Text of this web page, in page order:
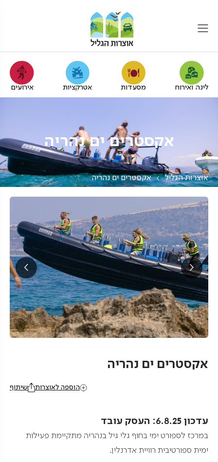
לינה ואירוח מסעדות אטרקציות אירועים
אקסטרים ים נהריה
אוצרות הגליל אקסטרים ים נהריה
אקסטרים ים נהריה
שיתוף הוספה לאוצרות
עדכון 6.8.25: העסק עובד
במרכז לספורט ימי בחוף גלי גיל בנהריה מתקיימת פעילות
ימית ספורטיבית רוויית אדרנלין.